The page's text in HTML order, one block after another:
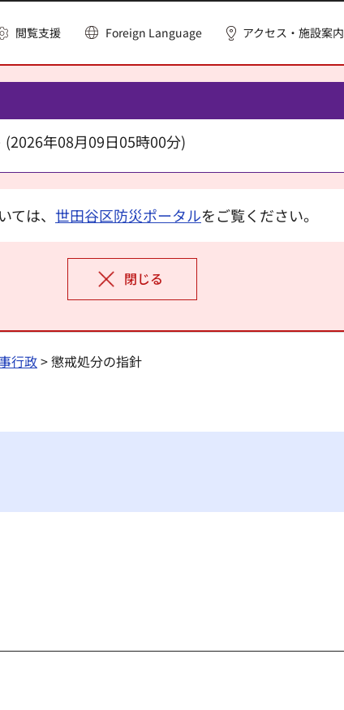
閲覧支援 Foreign Language アクセス・施設案内
年08月09日05時00分)
は、 世田谷区防災ポータルをご覧ください。
閉じる
行政> 懲戒処分の指針